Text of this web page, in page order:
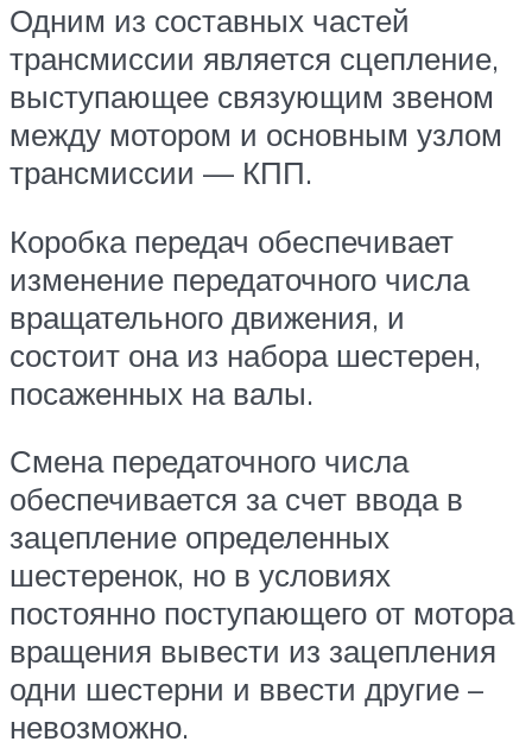
Одним из составных частей
трансмиссии является сцепление,
выступающее связующим звеном
между мотором и основным узлом
трансмиссии — КПП.
Коробка передач обеспечивает
изменение передаточного числа
вращательного движения, и
состоит она из набора шестерен,
посаженных на валы.
Смена передаточного числа
обеспечивается за счет ввода в
зацепление определенных
шестеренок, но в условиях
постоянно поступающего от мотора
вращения вывести из зацепления
одни шестерни и ввести другие –
невозможно.